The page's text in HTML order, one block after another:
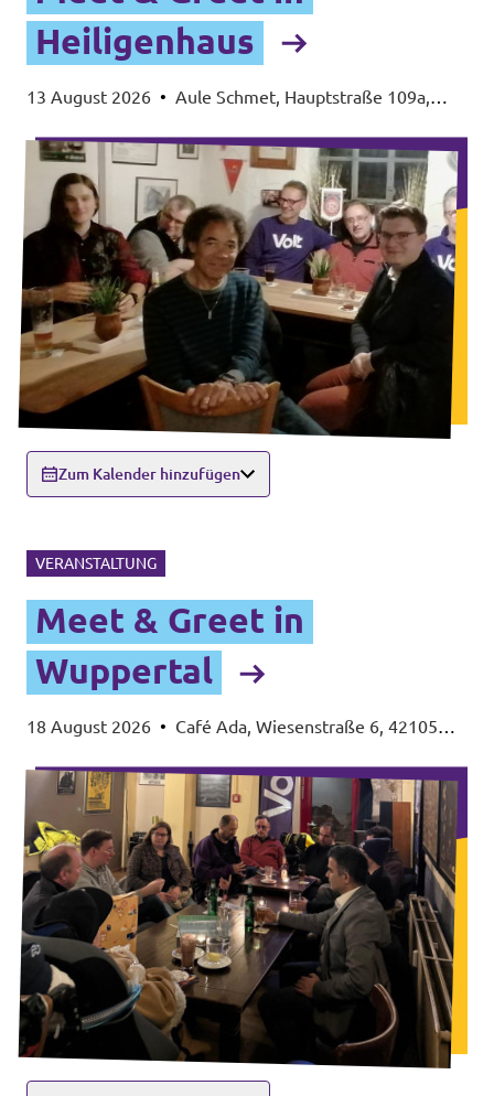
Heiligenhaus
13 August 2026 • Aule Schmet, Hauptstraße 109a,
Zum Kalender hinzufügen
VERANSTALTUNG
Meet & Greet in
Wuppertal
18 August 2026 • Café Ada, Wiesenstraße 6, 42105